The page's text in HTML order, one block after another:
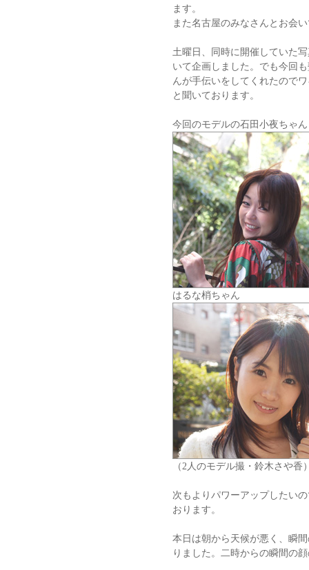
ます。
また名古屋のみなさんとお会
土曜日、同時に開催していた
いて企画しました。でも今回
んが手伝いをしてくれたので
と聞いております。
今回のモデルの石田小夜ちゃ
はるな梢ちゃん
（2人のモデル撮・鈴木さや香
次もよりパワーアップしたい
おります。
本日は朝から天候が悪く、瞬
りました。二時からの瞬間の